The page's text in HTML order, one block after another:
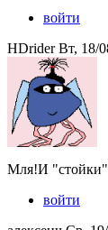
войти
HDrider Вт, 18/
Мля!И "стойки"
войти